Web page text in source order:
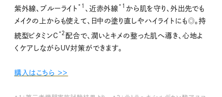
紫外線、ブルーライト *1 、近赤外線 *1 から肌を守り、外出先でも
メイクの上からも使えて、日中の塗り直しやハイライトにも◎。持
続型ビタミンC *2配合で、潤いとキメの整った肌へ導き、心地よ
くケアしながらUV対策ができます。
購入はこちら ＞＞